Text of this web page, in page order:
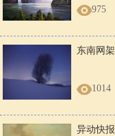
975
东南网
1014
异动快